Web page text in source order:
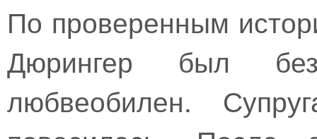
По проверенным
Дюрингер был
любвеобилен.